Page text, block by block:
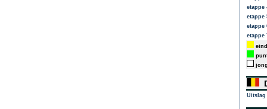
etappe
etappe
etappe
etappe
Uitslag